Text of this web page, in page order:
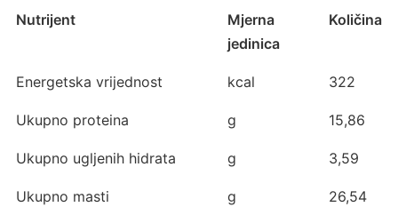
Nutrijent
Mjerna
jedinica
Količina
Energetska vrijednost kcal 322
Ukupno proteina g 15,86
Ukupno ugljenih hidrata g 3,59
Ukupno masti g 26,54